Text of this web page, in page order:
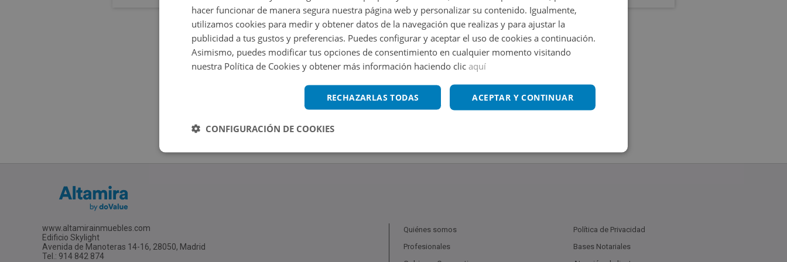
www.altamirainmuebles.com
Edificio Skylight
Avenida de Manoteras 14-16, 28050, Madrid
Tel.: 914 842 874
Quiénes somos
Profesionales
Política de Privacidad
Bases Notariales
hacer funcionar de manera segura nuestra página web y personalizar su contenido. Igualmente,
utilizamos cookies para medir y obtener datos de la navegación que realizas y para ajustar la
publicidad a tus gustos y preferencias. Puedes configurar y aceptar el uso de cookies a continuación.
Asimismo, puedes modificar tus opciones de consentimiento en cualquier momento visitando
nuestra Política de Cookies y obtener más información haciendo clic aquí
ACEPTAR Y CONTINUAR
RECHAZARLAS TODAS
CONFIGURACIÓN DE COOKIES